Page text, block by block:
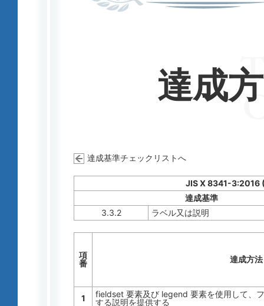
達成
達成基準チェックリストへ
JIS X 8341-3:2016
達成基準
3.3.2
ラベル又は説明
項
番
達成方法
1
fieldset 要素及び legend 要素を使用して、
する説明を提供する